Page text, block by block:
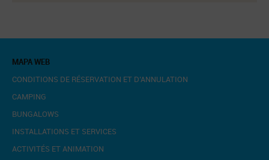
MAPA WEB
CONDITIONS DE RÉSERVATION ET D’ANNULATION
CAMPING
BUNGALOWS
INSTALLATIONS ET SERVICES
ACTIVITÉS ET ANIMATION